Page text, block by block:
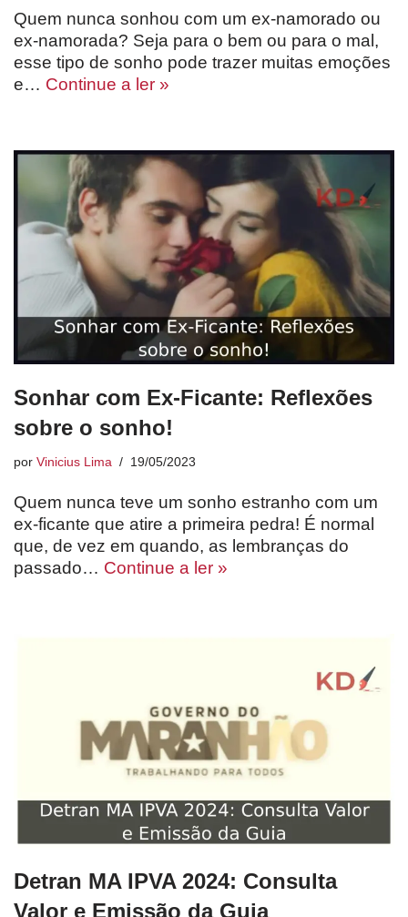
Quem nunca sonhou com um ex-namorado ou
ex-namorada? Seja para o bem ou para o mal,
esse tipo de sonho pode trazer muitas emoções
e… Continue a ler »
Sonhar com Ex-Ficante: Reflexões
sobre o sonho!
por Vinicius Lima 19/05/2023
Quem nunca teve um sonho estranho com um
ex-ficante que atire a primeira pedra! É normal
que, de vez em quando, as lembranças do
passado… Continue a ler »
Detran MA IPVA 2024: Consulta
Valor e Emissão da Guia